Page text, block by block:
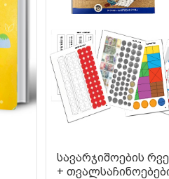
სავარჯიშოების
+